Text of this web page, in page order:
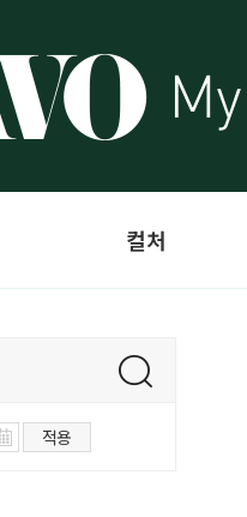
컬처
적용